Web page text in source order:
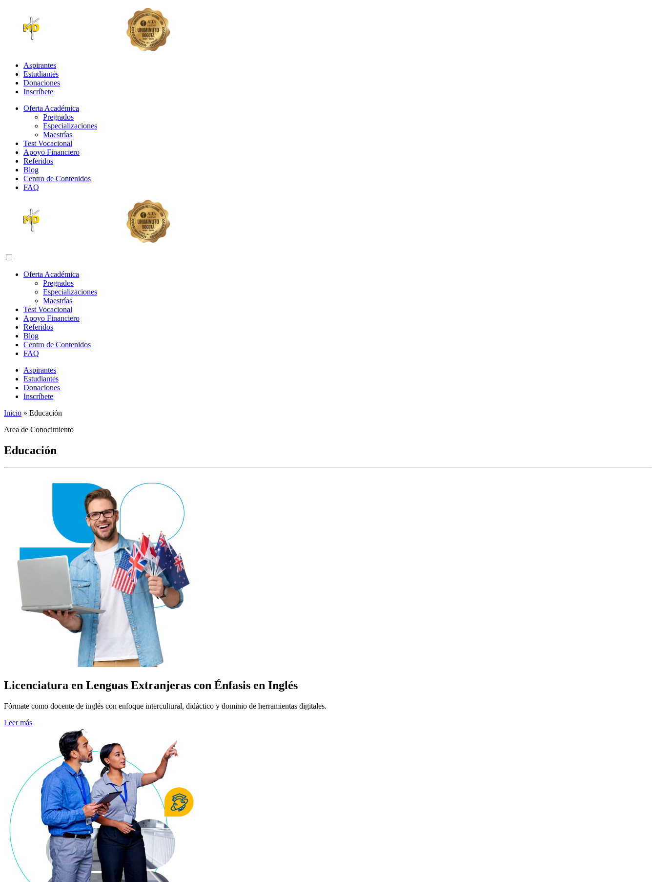
Aspirantes
Estudiantes
Donaciones
Inscríbete
Oferta Académica
Pregrados
Especializaciones
Maestrías
Test Vocacional
Apoyo Financiero
Referidos
Blog
Centro de Contenidos
FAQ
Abrir menú de navegación
Oferta Académica
Pregrados
Especializaciones
Maestrías
Test Vocacional
Apoyo Financiero
Referidos
Blog
Centro de Contenidos
FAQ
Aspirantes
Estudiantes
Donaciones
Inscríbete
Inicio » Educación
Area de Conocimiento
Educación
Licenciatura en Lenguas Extranjeras con Énfasis en Inglés
Fórmate como docente de inglés con enfoque intercultural, didáctico y dominio de herramientas digitales.
Leer más